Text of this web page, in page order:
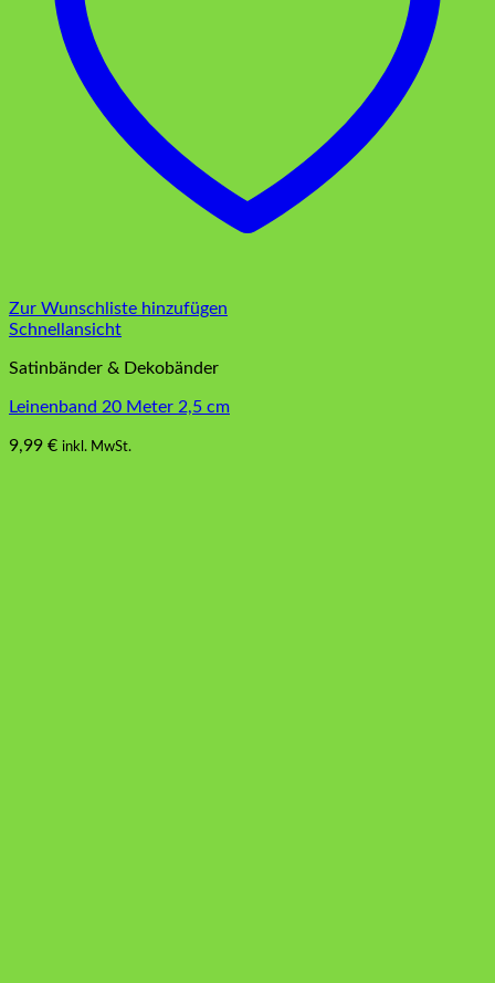
Zur Wunschliste hinzufügen
Schnellansicht
Satinbänder & Dekobänder
Leinenband 20 Meter 2,5 cm
9,99 € inkl. MwSt.